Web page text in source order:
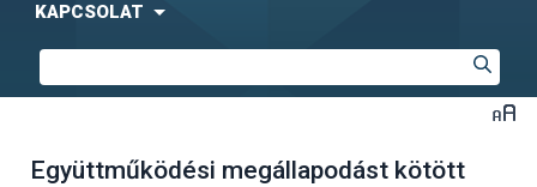
KAPCSOLAT
Együttműködési megállapodást kötött